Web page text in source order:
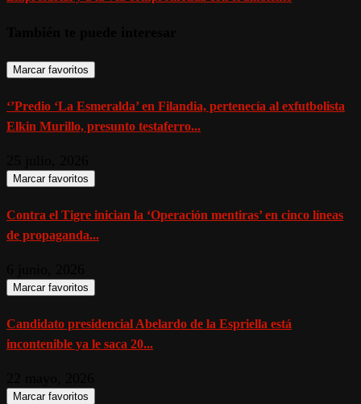
Marcar favoritos
‘’Predio ‘La Esmeralda’ en Filandia, pertenecía al exfutbolista
Elkin Murillo, presunto testaferro...
Marcar favoritos
Contra el Tigre inician la ‘Operación mentiras’ en cinco líneas
de propaganda...
Marcar favoritos
Candidato presidencial Abelardo de la Espriella está
incontenible ya le saca 20...
Marcar favoritos